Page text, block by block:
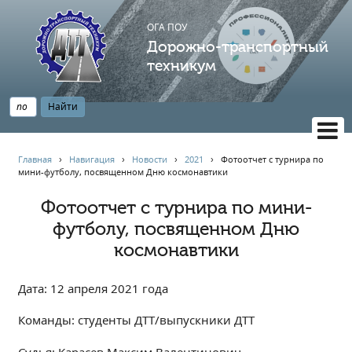
ОГА ПОУ
Дорожно-транспортный
техникум
НАВИГАЦИЯ
Главная
Профессионалитет
Новости
Наблюдательный совет
Главная › Навигация › Новости ›2021 ›Фотоотчет с турнира по
мини-футболу, посвященном Дню космонавтики
Фотоотчет с турнира по мини-
футболу, посвященном Дню
космонавтики
Дата: 12 апреля 2021 года
Команды: студенты ДТТ/выпускники ДТТ